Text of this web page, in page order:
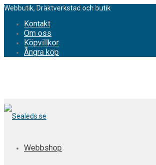
Webbutik, Dräktverkstad och butik
Kontakt
Om oss
Köpvillkor
Ångra köp
Webbshop